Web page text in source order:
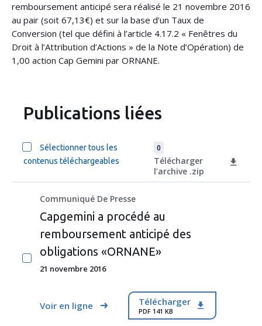
remboursement anticipé sera réalisé le 21 novembre 2016
au pair (soit 67,13€) et sur la base d’un Taux de
Conversion (tel que défini à l’article 4.17.2 « Fenêtres du
Droit à l’Attribution d’Actions » de la Note d’Opération) de
1,00 action Cap Gemini par ORNANE.
Publications liées
Sélectionner tous les
contenus téléchargeables
0
Télécharger
l’archive .zip
Communiqué De Presse
Capgemini a procédé au
remboursement anticipé des
obligations «ORNANE»
21 novembre 2016
Voir en ligne Télécharger
PDF 141 KB